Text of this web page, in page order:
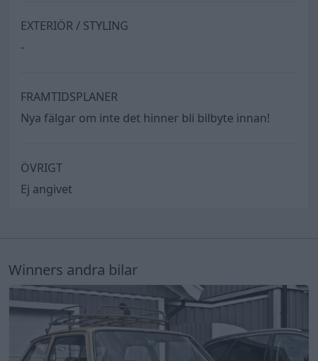
EXTERIÖR / STYLING
-
FRAMTIDSPLANER
Nya fälgar om inte det hinner bli bilbyte innan!
ÖVRIGT
Ej angivet
Winners andra bilar